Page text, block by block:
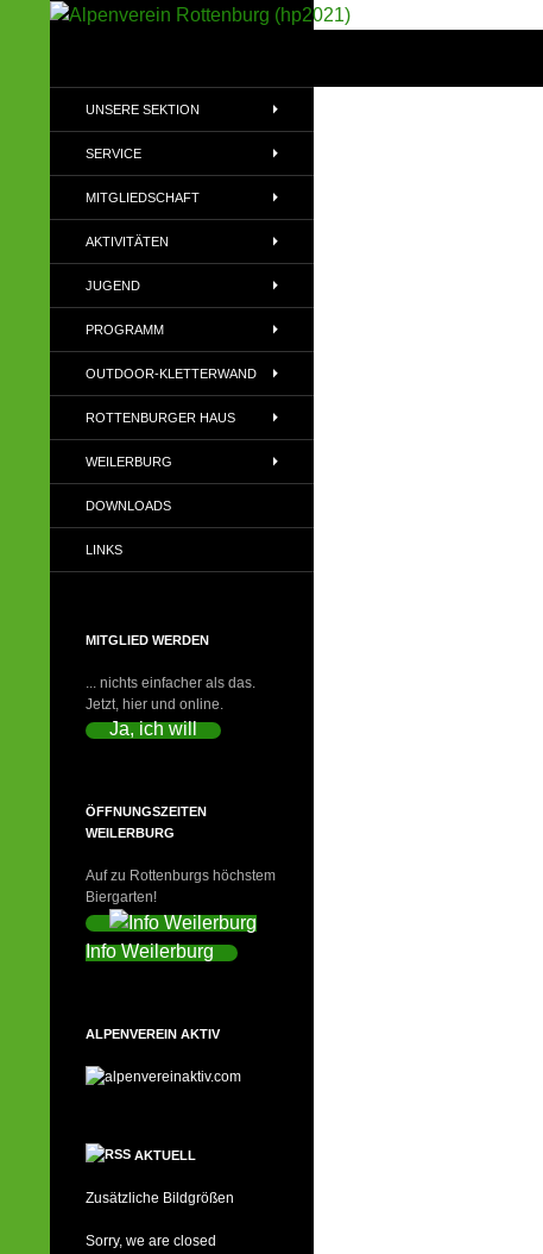
(DAV)
UNSERE SEKTION
SERVICE
MITGLIEDSCHAFT
AKTIVITÄTEN
JUGEND
PROGRAMM
OUTDOOR-KLETTERWAND
ROTTENBURGER HAUS
WEILERBURG
DOWNLOADS
LINKS
MITGLIED WERDEN
... nichts einfacher als das.
Jetzt, hier und online.
Ja, ich will
ÖFFNUNGSZEITEN
WEILERBURG
Auf zu Rottenburgs höchstem
Biergarten!
Info Weilerburg
ALPENVEREIN AKTIV
AKTUELL
Zusätzliche Bildgrößen
Sorry, we are closed